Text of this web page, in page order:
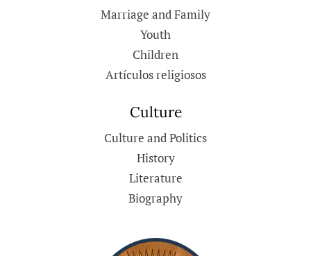
Marriage and Family
Youth
Children
Artículos religiosos
Culture
Culture and Politics
History
Literature
Biography